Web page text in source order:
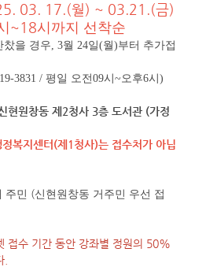
03. 17.(월) ~ 03.21.(금)
~18시까지 선착순
을 경우, 3월 24일(월)부터 추가접
3831 / 평일 오전09시~오후6시)
현원창동 제2청사 3층 도서관(가정
복지센터(제1청사)는 접수처가 아닙
주민 (신현원창동 거주민 우선 접
접수 기간 동안 강좌별 정원의 50%
.